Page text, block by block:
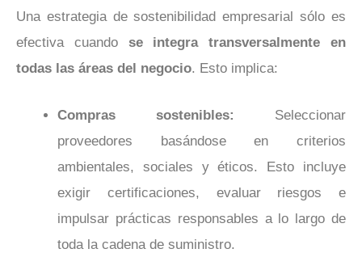
Una estrategia de sostenibilidad empresarial sólo es
efectiva cuando se integra transversalmente en
todas las áreas del negocio. Esto implica:
Compras sostenibles: Seleccionar
proveedores basándose en criterios
ambientales, sociales y éticos. Esto incluye
exigir certificaciones, evaluar riesgos e
impulsar prácticas responsables a lo largo de
toda la cadena de suministro.